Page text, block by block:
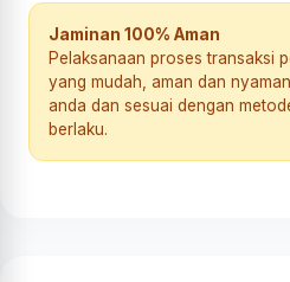
Jaminan 100% Aman
Pelaksanaan proses transaksi
yang mudah, aman dan
anda dan sesuai dengan
berlaku.